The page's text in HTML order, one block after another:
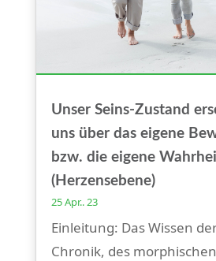
Unser Seins-Zustand
uns über das eigene
bzw. die eigene
(Herzensebene)
25 Apr.. 23
Einleitung: Das Wissen
Chronik, des